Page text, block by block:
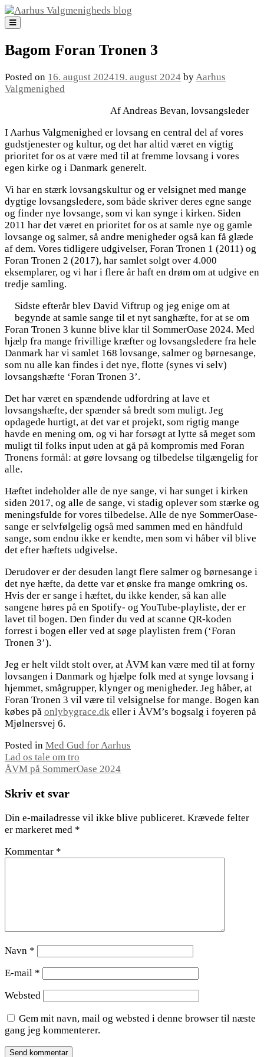
Skip
to
Bagom Foran Tronen 3
Posted on 16. august 202419. august 2024 byAarhus
Valgmenighed
Af Andreas Bevan, lovsangsleder
I Aarhus Valgmenighed er lovsang en central del af vores
gudstjenester og kultur, og det har altid været en vigtig
prioritet for os at være med til at fremme lovsang i vores
egen kirke og i Danmark generelt.
Vi har en stærk lovsangskultur og er velsignet med mange
dygtige lovsangsledere, som både skriver deres egne sange
og finder nye lovsange, som vi kan synge i kirken. Siden
2011 har det været en prioritet for os at samle nye og gamle
lovsange og salmer, så andre menigheder også kan få glæde
af dem. Vores tidligere udgivelser, Foran Tronen 1 (2011) og
Foran Tronen 2 (2017), har samlet solgt over 4.000
eksemplarer, og vi har i flere år haft en drøm om at udgive en
tredje samling.
Sidste efterår blev David Viftrup og jeg enige om at
begynde at samle sange til et nyt sanghæfte, for at se om
Foran Tronen 3 kunne blive klar til SommerOase 2024. Med
hjælp fra mange frivillige kræfter og lovsangsledere fra hele
Danmark har vi samlet 168 lovsange, salmer og børnesange,
som nu alle kan findes i det nye, flotte (synes vi selv)
lovsangshæfte ‘Foran Tronen 3’.
Det har været en spændende udfordring at lave et
lovsangshæfte, der spænder så bredt som muligt. Jeg
opdagede hurtigt, at det var et projekt, som rigtig mange
havde en mening om, og vi har forsøgt at lytte så meget som
muligt til folks input uden at gå på kompromis med Foran
Tronens formål: at gøre lovsang og tilbedelse tilgængelig for
alle.
Hæftet indeholder alle de nye sange, vi har sunget i kirken
siden 2017, og alle de sange, vi stadig oplever som stærke og
meningsfulde for vores tilbedelse. Alle de nye SommerOase-
sange er selvfølgelig også med sammen med en håndfuld
sange, som endnu ikke er kendte, men som vi håber vil blive
det efter hæftets udgivelse.
Derudover er der desuden langt flere salmer og børnesange i
det nye hæfte, da dette var et ønske fra mange omkring os.
Hvis der er sange i hæftet, du ikke kender, så kan alle
sangene høres på en Spotify- og YouTube-playliste, der er
lavet til bogen. Den finder du ved at scanne QR-koden
forrest i bogen eller ved at søge playlisten frem (‘Foran
Tronen 3’).
Jeg er helt vildt stolt over, at ÅVM kan være med til at forny
lovsangen i Danmark og hjælpe folk med at synge lovsang i
hjemmet, smågrupper, klynger og menigheder. Jeg håber, at
Foran Tronen 3 vil være til velsignelse for mange. Bogen kan
købes på onlybygrace.dk eller i ÅVM’s bogsalg i foyeren på
Mjølnersvej 6.
Posted in Med Gud for Aarhus
Indlægsnavigation
Lad os tale om tro
ÅVM på SommerOase 2024
Skriv et svar
Din e-mailadresse vil ikke blive publiceret. Krævede felter
er markeret med *
Kommentar *
Navn *
E-mail *
Websted
Gem mit navn, mail og websted i denne browser til næste
gang jeg kommenterer.